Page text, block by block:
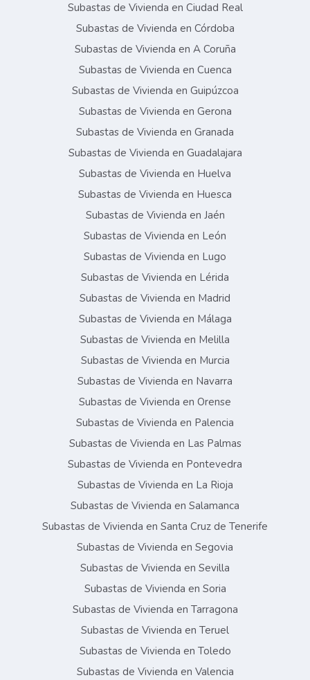
Subastas de Vivienda en Ciudad Real
Subastas de Vivienda en Córdoba
Subastas de Vivienda en A Coruña
Subastas de Vivienda en Cuenca
Subastas de Vivienda en Guipúzcoa
Subastas de Vivienda en Gerona
Subastas de Vivienda en Granada
Subastas de Vivienda en Guadalajara
Subastas de Vivienda en Huelva
Subastas de Vivienda en Huesca
Subastas de Vivienda en Jaén
Subastas de Vivienda en León
Subastas de Vivienda en Lugo
Subastas de Vivienda en Lérida
Subastas de Vivienda en Madrid
Subastas de Vivienda en Málaga
Subastas de Vivienda en Melilla
Subastas de Vivienda en Murcia
Subastas de Vivienda en Navarra
Subastas de Vivienda en Orense
Subastas de Vivienda en Palencia
Subastas de Vivienda en Las Palmas
Subastas de Vivienda en Pontevedra
Subastas de Vivienda en La Rioja
Subastas de Vivienda en Salamanca
Subastas de Vivienda en Santa Cruz de Tenerife
Subastas de Vivienda en Segovia
Subastas de Vivienda en Sevilla
Subastas de Vivienda en Soria
Subastas de Vivienda en Tarragona
Subastas de Vivienda en Teruel
Subastas de Vivienda en Toledo
Subastas de Vivienda en Valencia